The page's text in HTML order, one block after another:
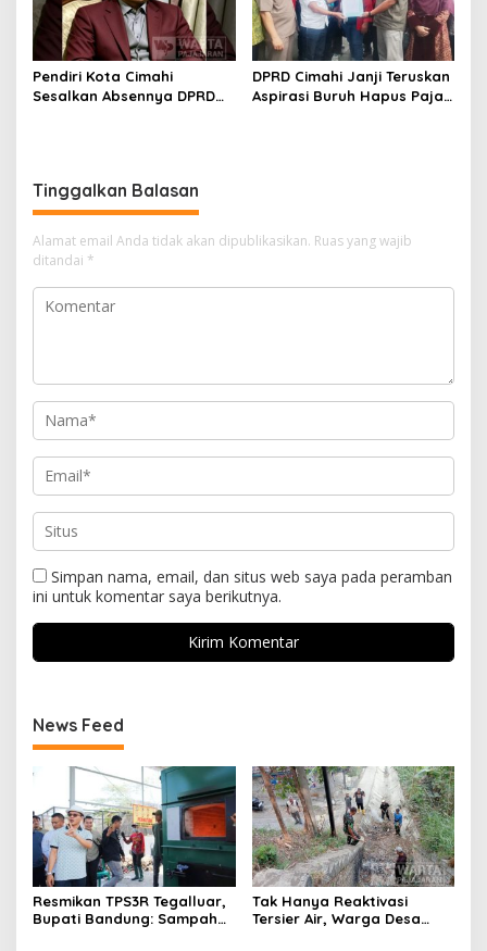
Pendiri Kota Cimahi
Sesalkan Absennya DPRD
DPRD Cimahi Janji Teruskan
Aspirasi Buruh Hapus Pajak
Tinggalkan Balasan
Alamat email Anda tidak akan dipublikasikan. Ruas yang wajib
ditandai *
Simpan nama, email, dan situs web saya pada peramban
ini untuk komentar saya berikutnya.
News Feed
Resmikan TPS3R Tegalluar,
Bupati Bandung: Sampah
Tak Hanya Reaktivasi
Tersier Air, Warga Desa